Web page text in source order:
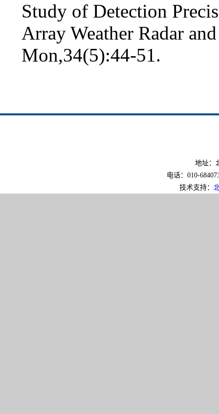
Study of Detection
Array Weather Radar
Mon,34(5):44-51.
地址：
电话：010-
技术支持：